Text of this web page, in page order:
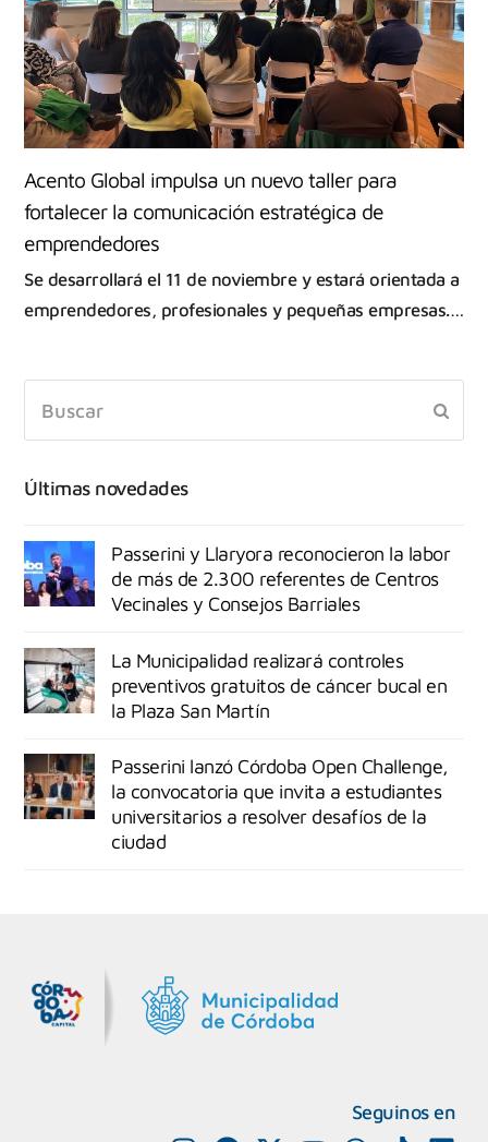
Acento Global impulsa un nuevo taller para
fortalecer la comunicación estratégica de
emprendedores ‌
Se desarrollará el 11 de noviembre y estará orientada a
emprendedores, profesionales y pequeñas empresas.…
Últimas novedades
Passerini y Llaryora reconocieron la labor
de más de 2.300 referentes de Centros
Vecinales y Consejos Barriales
La Municipalidad realizará controles
preventivos gratuitos de cáncer bucal en
la Plaza San Martín
Passerini lanzó Córdoba Open Challenge,
la convocatoria que invita a estudiantes
universitarios a resolver desafíos de la
ciudad
Seguinos en